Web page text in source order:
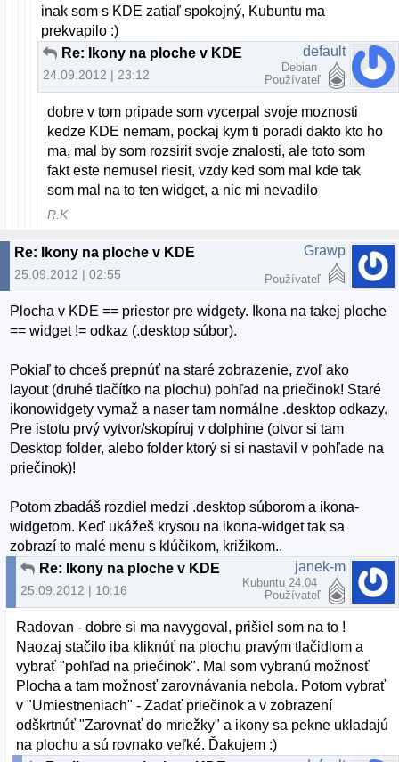
inak som s KDE zatiaľ spokojný, Kubuntu ma
prekvapilo :)
Re: Ikony na ploche v KDE
24.09.2012 | 23:12
default
Debian
Používateľ
dobre v tom pripade som vycerpal svoje moznosti
kedze KDE nemam, pockaj kym ti poradi dakto kto ho
ma, mal by som rozsirit svoje znalosti, ale toto som
fakt este nemusel riesit, vzdy ked som mal kde tak
som mal na to ten widget, a nic mi nevadilo
R.K
Re: Ikony na ploche v KDE
25.09.2012 | 02:55
Grawp
Používateľ
Plocha v KDE == priestor pre widgety. Ikona na takej ploche
== widget != odkaz (.desktop súbor).
Pokiaľ to chceš prepnúť na staré zobrazenie, zvoľ ako
layout (druhé tlačítko na plochu) pohľad na priečinok! Staré
ikonowidgety vymaž a naser tam normálne .desktop odkazy.
Pre istotu prvý vytvor/skopíruj v dolphine (otvor si tam
Desktop folder, alebo folder ktorý si si nastavil v pohľade na
priečinok)!
Potom zbadáš rozdiel medzi .desktop súborom a ikona-
widgetom. Keď ukážeš krysou na ikona-widget tak sa
zobrazí to malé menu s klúčikom, križikom..
Re: Ikony na ploche v KDE
25.09.2012 | 10:16
janek-m
Kubuntu 24.04
Používateľ
Radovan - dobre si ma navygoval, prišiel som na to !
Naozaj stačilo iba kliknúť na plochu pravým tlačidlom a
vybrať "pohľad na priečinok". Mal som vybranú možnosť
Plocha a tam možnosť zarovnávania nebola. Potom vybrať
v "Umiestneniach" - Zadať priečinok a v zobrazení
odškrtnúť "Zarovnať do mriežky" a ikony sa pekne ukladajú
na plochu a sú rovnako veľké. Ďakujem :)